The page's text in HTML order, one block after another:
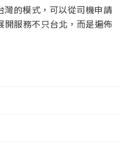
的模式，可以從司機申請
開服務不只台北，而是遍佈